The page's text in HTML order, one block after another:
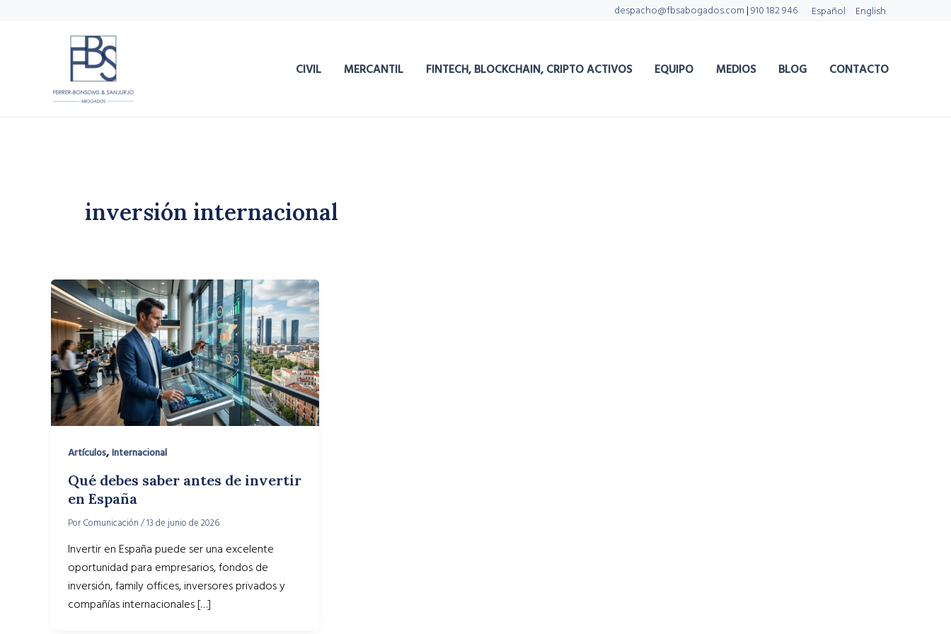
despacho@fbsabogados.com | 910 182 946 Español English
CIVIL MERCANTIL FINTECH, BLOCKCHAIN, CRIPTO ACTIVOS EQUIPO MEDIOS BLOG CONTACTO
inversión internacional
Artículos, Internacional
Qué debes saber antes de invertir
en España
Por Comunicación /13 de junio de 2026
Invertir en España puede ser una excelente
oportunidad para empresarios, fondos de
inversión, family offices, inversores privados y
compañías internacionales […]